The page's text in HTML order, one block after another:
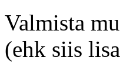
Valmista
(ehk siis